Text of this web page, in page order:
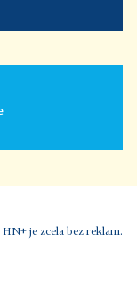
je zcela bez reklam.